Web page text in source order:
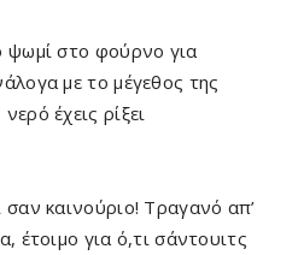
ψωμί στο φούρνο για
με το μέγεθος της
έχεις ρίξει
καινούριο! Τραγανό απ’
έτοιμο για ό,τι σάντουιτς